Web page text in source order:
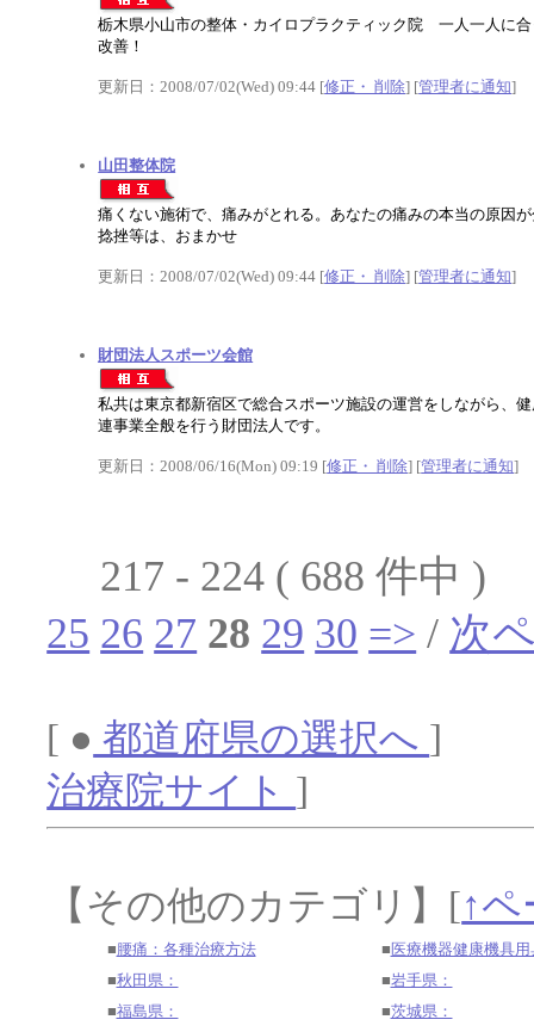
栃木県小山市の整体・カイロプラクティック院 一人一人に
改善！
更新日：2008/07/02(Wed) 09:44 [修正・ 削除] [管理者に通知]
山田整体院
痛くない施術で、痛みがとれる。あなたの痛みの本当の原因
捻挫等は、おまかせ
更新日：2008/07/02(Wed) 09:44 [修正・ 削除] [管理者に通知]
財団法人スポーツ会館
私共は東京都新宿区で総合スポーツ施設の運営をしながら、
連事業全般を行う財団法人です。
更新日：2008/06/16(Mon) 09:19 [修正・ 削除] [管理者に通知]
217 - 224 ( 688 件中
25 26 27 28 29 30 => / 次
[ ● 都道府県の選択へ ] [
治療院サイト ]
【その他のカテゴリ】 [↑ペ
■腰痛：各種治療方法 ■ 医療機器健康機具
■秋田県： ■岩手県：
■福島県： ■茨城県：